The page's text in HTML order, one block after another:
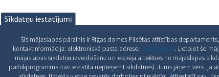
Sīkdatņu iestatījumi
Šīs mājaslapas pārzinis ir Rīgas domes Pilsētas attīstības
kontaktinformācija: elektroniskā pasta adrese: pad@riga.lv. Lietojot šo
mājaslapas sīkdatņu izveidošanu un iespēja atteikties no mājaslapas
pārlūkprogramma nav iestatīta nepieņemt sīkdatnes). Jums jāņem vērā, ja